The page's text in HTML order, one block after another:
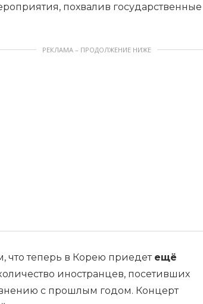
похвалив государственные
РЕКЛАМА – ПРОДОЛЖЕНИЕ НИЖЕ
что теперь в Корею приедет ещё
иностранцев, посетивших
с прошлым годом. Концерт